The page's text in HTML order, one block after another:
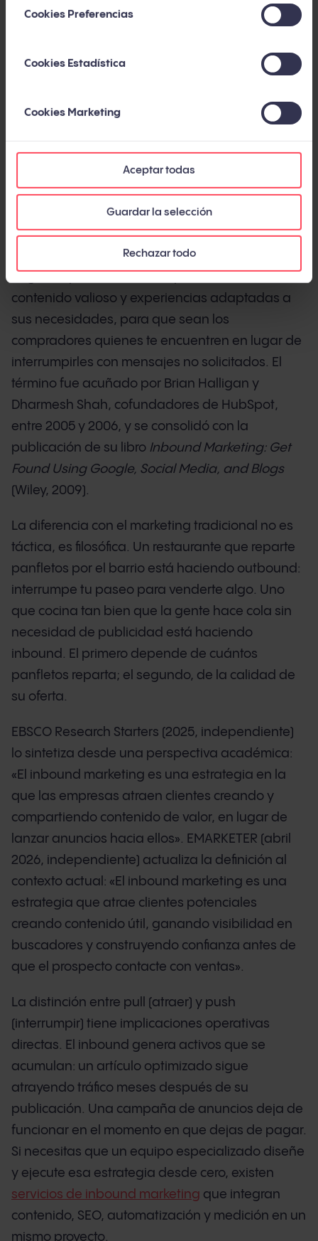
Cookies Preferencias
Cookies Estadística
Cookies Marketing
Aceptar todas
Guardar la selección
Rechazar todo
las reglas de hace dos generaciones.
actualizada: qué es el inbound marketing hoy,
metodología, métricas y herramientas necesitas,
independientes y de nuestra experiencia en más
de 450 proyectos a lo largo de 14 años.
Qué es el inbound marketing
El inbound marketing es una metodología de
contenido valioso y experiencias adaptadas a
sus necesidades, para que sean los
compradores quienes te encuentren en lugar de
interrumpirles con mensajes no solicitados. El
término fue acuñado por Brian Halligan y
Dharmesh Shah, cofundadores de HubSpot,
entre 2005 y 2006, y se consolidó con la
publicación de su libro Inbound Marketing: Get
Found Using Google, Social Media, and Blogs
(Wiley, 2009).
La diferencia con el marketing tradicional no es
táctica, es filosófica. Un restaurante que reparte
panfletos por el barrio está haciendo outbound:
interrumpe tu paseo para venderte algo. Uno
que cocina tan bien que la gente hace cola sin
necesidad de publicidad está haciendo
inbound. El primero depende de cuántos
panfletos reparta; el segundo, de la calidad de
su oferta.
EBSCO Research Starters (2025, independiente)
lo sintetiza desde una perspectiva académica:
«El inbound marketing es una estrategia en la
que las empresas atraen clientes creando y
compartiendo contenido de valor, en lugar de
lanzar anuncios hacia ellos». EMARKETER (abril
2026, independiente) actualiza la definición al
contexto actual: «El inbound marketing es una
estrategia que atrae clientes potenciales
creando contenido útil, ganando visibilidad en
buscadores y construyendo confianza antes de
que el prospecto contacte con ventas».
La distinción entre pull (atraer) y push
(interrumpir) tiene implicaciones operativas
directas. El inbound genera activos que se
acumulan: un artículo optimizado sigue
atrayendo tráfico meses después de su
publicación. Una campaña de anuncios deja de
funcionar en el momento en que dejas de pagar.
Si necesitas que un equipo especializado diseñe
y ejecute esa estrategia desde cero, existen
servicios de inbound marketing que integran
contenido, SEO, automatización y medición en un
mismo proyecto.